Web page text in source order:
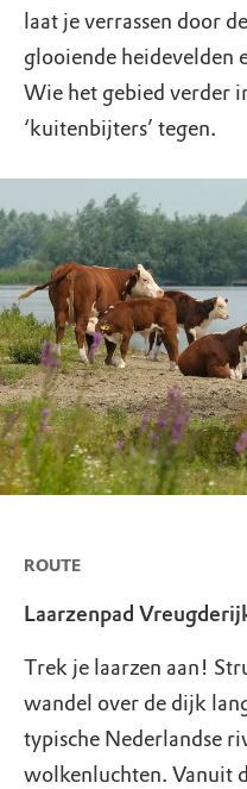
laat je verrassen door
glooiende heidevelden
Wie het gebied verder
‘kuitenbijters’ tegen.
ROUTE
Laarzenpad
Trek je laarzen aan!
wandel over de dijk
typische Nederlandse
wolkenluchten. Vanuit